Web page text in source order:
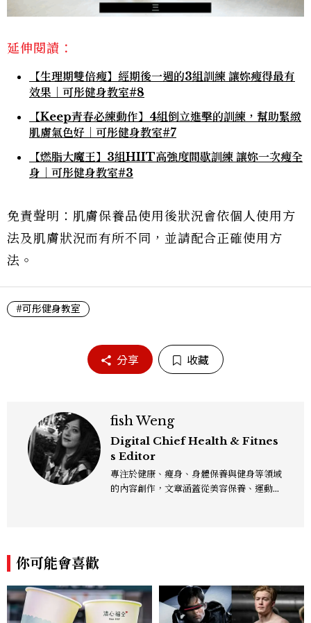
延伸閱讀：
【生理期雙倍瘦】經期後一週的3組訓練 讓妳瘦得最有
效果｜可彤健身教室#8
【Keep青春必練動作】4組倒立進擊的訓練，幫助緊緻
肌膚氣色好｜可彤健身教室#7
【燃脂大魔王】3組HIIT高強度間歇訓練 讓妳一次瘦全
身｜可彤健身教室#3
免責聲明：肌膚保養品使用後狀況會依個人使用方
法及肌膚狀況而有所不同，並請配合正確使用方
法。
#可彤健身教室
分享 收藏
fish Weng
Digital Chief Health & Fitnes
s Editor
專注於健康、瘦身、身體保養與健身等領域
的內容創作，文章涵蓋從美容保養、運動健
你可能會喜歡